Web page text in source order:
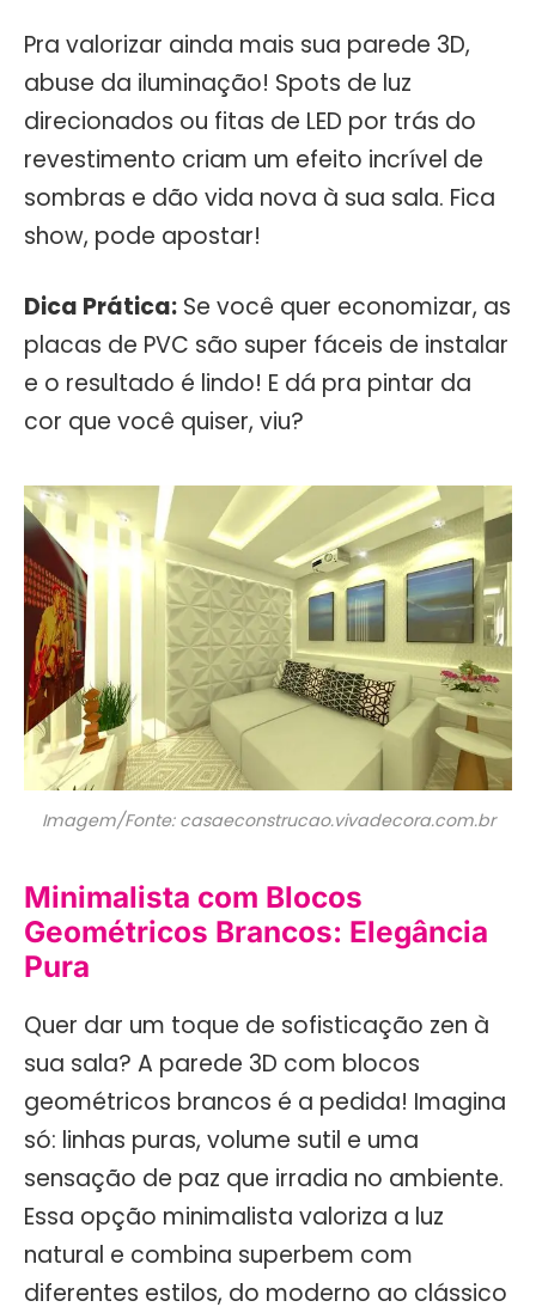
Pra valorizar ainda mais sua parede 3D,
abuse da iluminação! Spots de luz
direcionados ou fitas de LED por trás do
revestimento criam um efeito incrível de
sombras e dão vida nova à sua sala. Fica
show, pode apostar!
Dica Prática: Se você quer economizar, as
placas de PVC são super fáceis de instalar
e o resultado é lindo! E dá pra pintar da
cor que você quiser, viu?
Imagem/Fonte: casaeconstrucao.vivadecora.com.br
Minimalista com Blocos
Geométricos Brancos: Elegância
Pura
Quer dar um toque de sofisticação zen à
sua sala? A parede 3D com blocos
geométricos brancos é a pedida! Imagina
só: linhas puras, volume sutil e uma
sensação de paz que irradia no ambiente.
Essa opção minimalista valoriza a luz
natural e combina superbem com
diferentes estilos, do moderno ao clássico